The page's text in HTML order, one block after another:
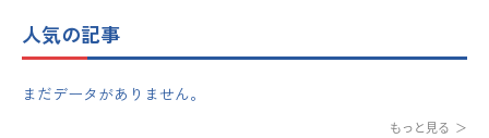
人気の記事
まだデータがありません。
もっと見る